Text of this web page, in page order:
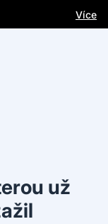
Více
už